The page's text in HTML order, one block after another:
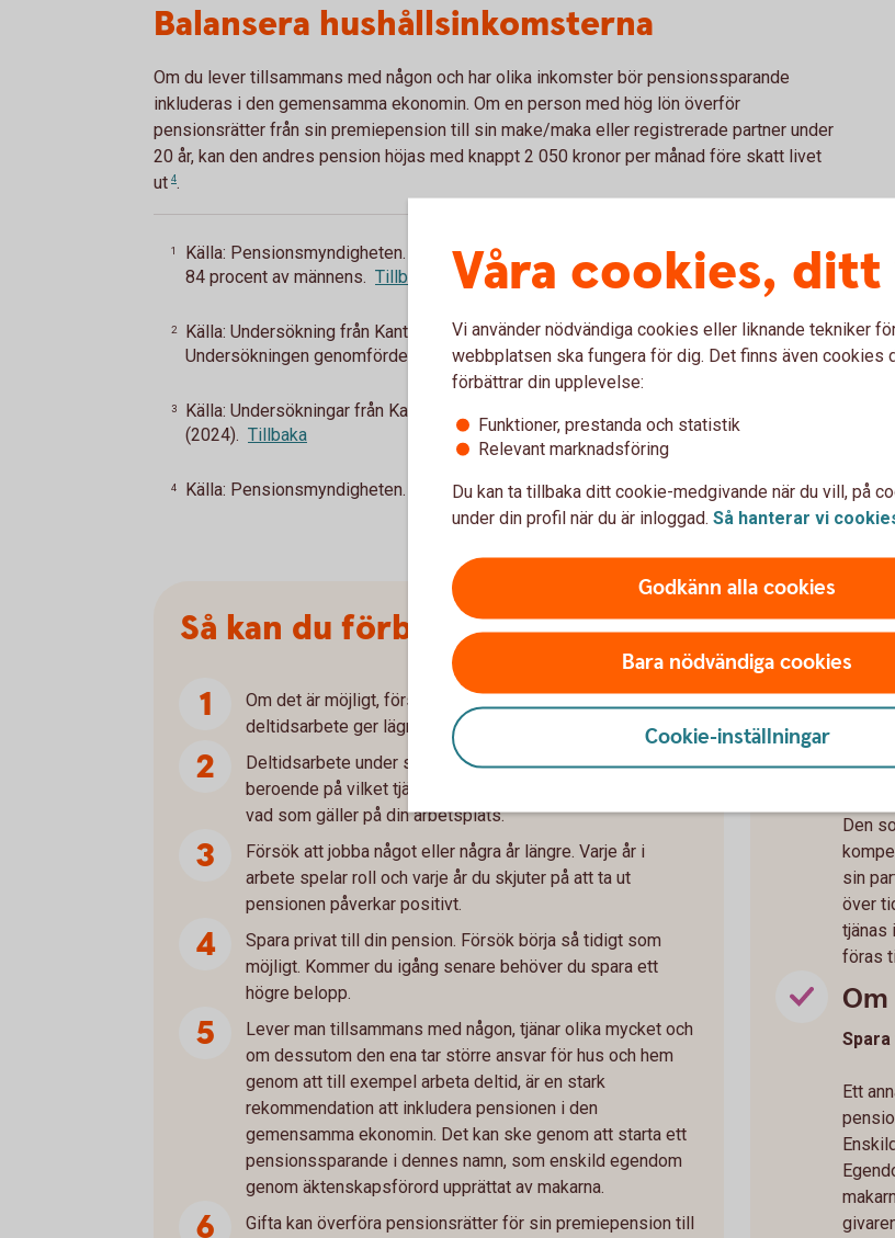
Balansera hushållsinkomsterna
Om du lever tillsammans med någon och har olika inkomster bör pensionssparande
inkluderas i den gemensamma ekonomin. Om en person med hög lön överför
pensionsrätter från sin premiepension till sin make/maka eller registrerade partner under
20 år, kan den andres pension höjas med knappt 2 050 kronor per månad före skatt livet
ut 4.
1
Källa: Pensionsmyndigheten. I åldersgruppen 65-69 år uppgår kvinnors pension till
84 procent av männens. Tillbaka
2
Källa: Undersökning från Kantar Medias Sifopanel på uppdrag av Swedbank.
Undersökningen genomfördes i april (2025). Tillbaka
3
Källa: Undersökningar från Kantar Medias Sifopanel på uppdrag av Swedbank
(2024). Tillbaka
4 Källa: Pensionsmyndigheten. Tillbaka
Så kan du förbättra pensionen:
Om det är möjligt, försök att jobba heltid, längre perioder av
deltidsarbete ger lägre pension.
Deltidsarbete under småbarnsår påverkar pensionen olika
beroende på vilket tjänstepensionsavtal du har. Kolla upp
vad som gäller på din arbetsplats.
Försök att jobba något eller några år längre. Varje år i
arbete spelar roll och varje år du skjuter på att ta ut
pensionen påverkar positivt.
Spara privat till din pension. Försök börja så tidigt som
möjligt. Kommer du igång senare behöver du spara ett
högre belopp.
Lever man tillsammans med någon, tjänar olika mycket och
om dessutom den ena tar större ansvar för hus och hem
genom att till exempel arbeta deltid, är en stark
rekommendation att inkludera pensionen i den
gemensamma ekonomin. Det kan ske genom att starta ett
pensionssparande i dennes namn, som enskild egendom
genom äktenskapsförord upprättat av makarna.
Gifta kan överföra pensionsrätter för sin premiepension till
Så
Den
sin
över
tjänas
föras
Ett
Våra cookies, ditt
Vi använder nödvändiga cookies eller liknande tekniker
webbplatsen ska fungera för dig. Det finns även cookies
förbättrar din upplevelse:
Funktioner, prestanda och statistik
Relevant marknadsföring
Du kan ta tillbaka ditt cookie-medgivande när du vill, på
under din profil när du är inloggad. Så hanterar vi
Godkänn alla cookies
Bara nödvändiga cookies
Cookie-inställningar